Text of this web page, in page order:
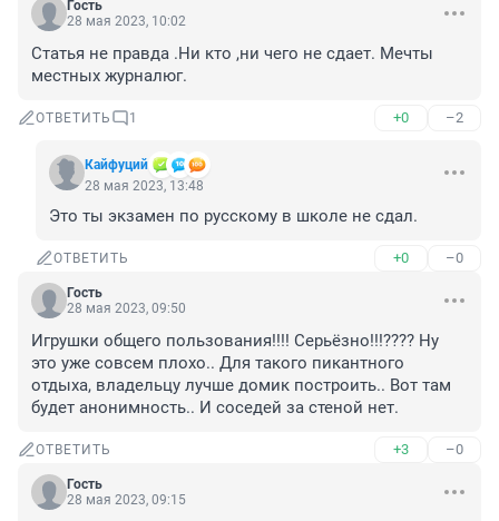
Гость
28 мая 2023, 10:02
Статья не правда .Ни кто ,ни чего не сдает. Мечты
местных журналюг.
ОТВЕТИТЬ 1 +0 –2
Кайфуций
28 мая 2023, 13:48
Это ты экзамен по русскому в школе не сдал.
ОТВЕТИТЬ +0 –0
Гость
28 мая 2023, 09:50
Игрушки общего пользования!!!! Серьёзно!!!???? Ну
это уже совсем плохо.. Для такого пикантного
отдыха, владельцу лучше домик построить.. Вот там
будет анонимность.. И соседей за стеной нет.
ОТВЕТИТЬ +3 –0
Гость
28 мая 2023, 09:15